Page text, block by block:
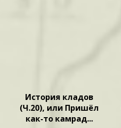
История кладов
(Ч.20), или Пришёл
как-то камрад...